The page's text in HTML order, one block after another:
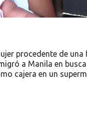
procedente de una
a Manila en
cajera en un